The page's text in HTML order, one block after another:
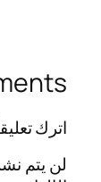
اترك
لن يتم